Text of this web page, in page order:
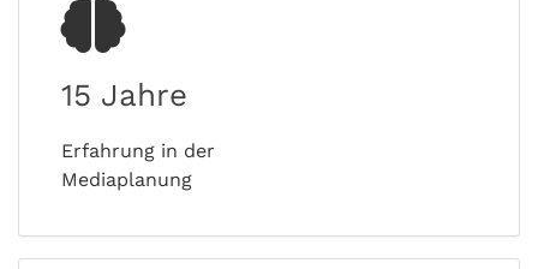
15 Jahre
Erfahrung in der
Mediaplanung